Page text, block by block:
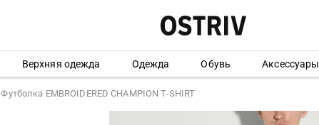
Верхняя одежда Одежда Обувь Аксессуары
Футболка EMBROIDERED CHAMPION T-SHIRT